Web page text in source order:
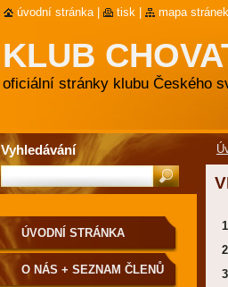
KLUB
oficiální stránky klubu Českého
ÚVODNÍ STRÁNKA
O NÁS + SEZNAM ČLENŮ
Vyhledávání
úvodní stránka tisk mapa stránek